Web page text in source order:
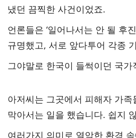
냈던 끔찍한 사건이었죠.
언론들은 ‘일어나서는 안 될 후
규명했고, 서로 앞다투어 각종
그야말로 한국이 들썩이던 국
아저씨는 그곳에서 피해자 가족
막아서는 일을 했습니다. 쉽지
여러가지 의미로 열악한 환경